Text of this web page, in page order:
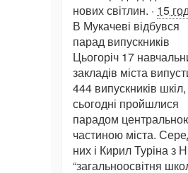
нових світлин. · 15
В Мукачеві відбувся
парад випускників
Цьогоріч 17
закладів міста
444 випускників шкіл,
сьогодні пройшлися
парадом
частиною міста.
них і Кирил Туріна з
“загальноосвітня